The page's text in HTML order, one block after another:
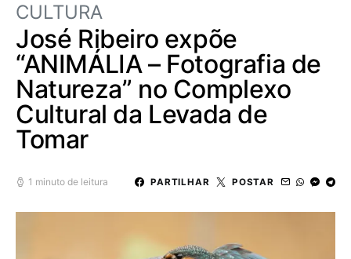
CULTURA
José Ribeiro expõe
“ANIMÁLIA – Fotografia de
Natureza” no Complexo
Cultural da Levada de
Tomar
1 minuto de leitura PARTILHAR POSTAR